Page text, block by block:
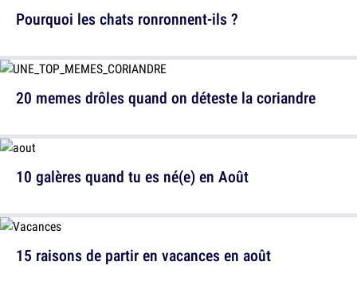
20 memes drôles quand on déteste la coriandre
15 raisons de partir en vacances en août
Pourquoi les chats ronronnent-ils ?
10 galères quand tu es né(e) en Août